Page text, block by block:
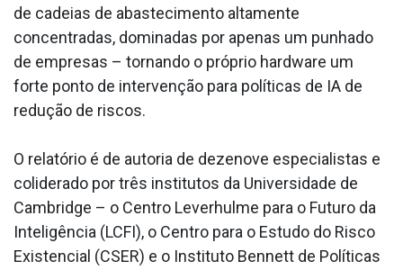
de cadeias de abastecimento altamente
concentradas, dominadas por apenas um punhado
de empresas – tornando o próprio hardware um
forte ponto de intervenção para políticas de IA de
redução de riscos.
O relatório é de autoria de dezenove especialistas e
coliderado por três institutos da Universidade de
Cambridge – o Centro Leverhulme para o Futuro da
Inteligência (LCFI), o Centro para o Estudo do Risco
Existencial (CSER) e o Instituto Bennett de Políticas